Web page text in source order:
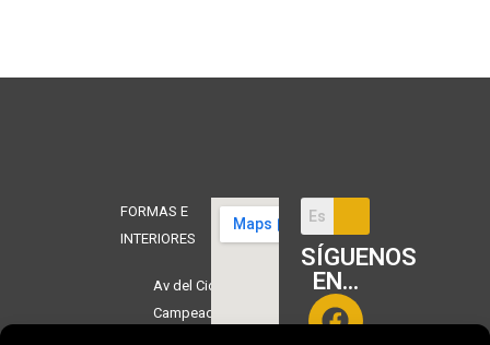
FORMAS E
INTERIORES
Av del Cid
Campeador,
SÍGUENOS
EN...